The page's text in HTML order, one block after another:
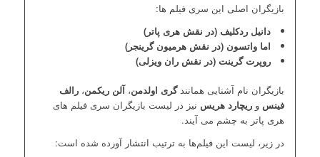
بازیگران اصلی این سری فیلم ها:
دانیل ردکلیف (در نقش هری پاتر)
اما واتسون (در نقش هرمیون گرینجر)
روپرت گرینت (در نقش ران ویزلی)
بازیگران نام آشنایی همانندگری اولدمن،آلن ریکمن، رالف
فینس و ریچارد هریس نیز در لیست بازیگران سری فیلم های
هری پاتر به چشم می آیند.
در زیر، لیست این فیلم‌ها به ترتیب انتشار آورده شده است: